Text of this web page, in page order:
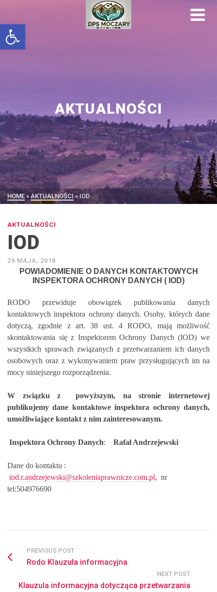
Otwórz pasek narzędzi
AKTUALNOŚCI
HOME » AKTUALNOŚCI » IOD
AKTUALNOŚCI
IOD
29 MAJA, 2018
POWIADOMIENIE O DANYCH KONTAKTOWYCH
INSPEKTORA OCHRONY DANYCH ( IOD)
RODO przewiduje obowiązek publikowania danych
kontaktowych inspektora ochrony danych. Osoby, których dane
dotyczą, zgodnie z art. 38 ust. 4 RODO, mają możliwość
skontaktowania się z Inspektorem Ochrony Danych (IOD) we
wszystkich sprawach związanych z przetwarzaniem ich danych
osobowych oraz z wykonywaniem praw przysługujących im na
mocy niniejszego rozporządzenia.
W związku z powyższym, na stronie internetowej
publikujemy dane kontaktowe inspektora ochrony danych,
umożliwiające kontakt z nim zainteresowanym.
Inspektora Ochrony Danych: Rafał Andrzejewski
Dane do kontaktu :
iod.r.andrzejewski@szkoleniaprawnicze.com.pl, nr
tel:504976690
PREVIOUS POST
Rodo Klauzula informacyjna
NEXT POST
Klauzula informacyjna dotycząca przetwarzania